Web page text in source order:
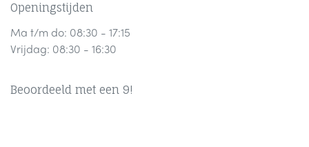
Openingstijden
Ma t/m do: 08:30 - 17:15
Vrijdag: 08:30 - 16:30
Beoordeeld met een 9!